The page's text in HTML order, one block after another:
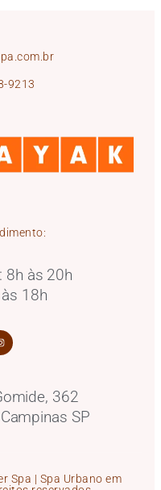
9213
8h às 20h
18h
362
SP
Spa | Spa Urbano em